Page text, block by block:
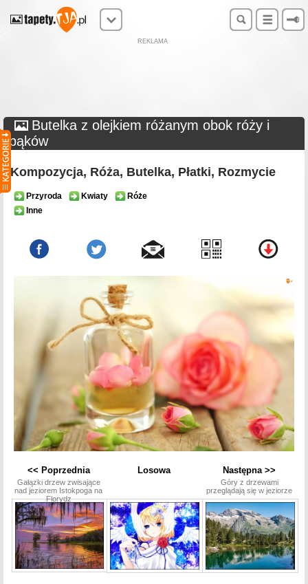
REKLAMA
Butelka z olejkiem różanym obok róży i
pąków
Kompozycja, Róża, Butelka, Płatki, Rozmycie
Przyroda Kwiaty
Róże
Inne
<< Poprzednia
Gałązki drzew zwisające
nad jeziorem Istokpoga na
Florydz
Losowa Następna >>
Góry z drzewami
przeglądają się w jeziorze